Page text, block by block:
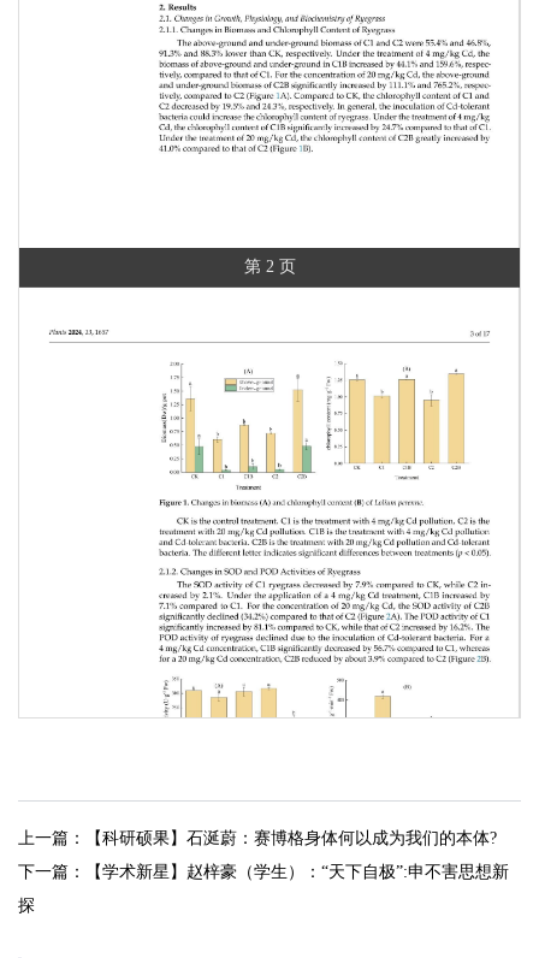
第 2 页
上一篇：
【科研硕果】石涎蔚：赛博格身体何以成为我们的本体?
下一篇：
【学术新星】赵梓豪（学生）：“天下自极”:申不害思想新
探